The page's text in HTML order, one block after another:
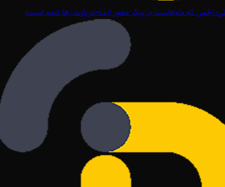
زخمی که ماه‌هاست بر پیکر محور ایذه–دزپارت رها شده است»